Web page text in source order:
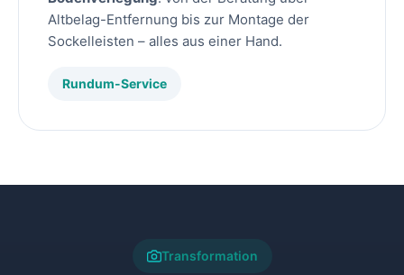
Altbelag-Entfernung bis zur Montage der
Sockelleisten – alles aus einer Hand.
Rundum-Service
Transformation